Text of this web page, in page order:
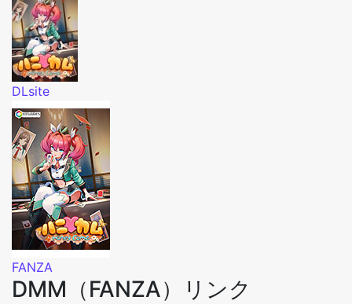
DLsite
FANZA
DMM（FANZA）リンク